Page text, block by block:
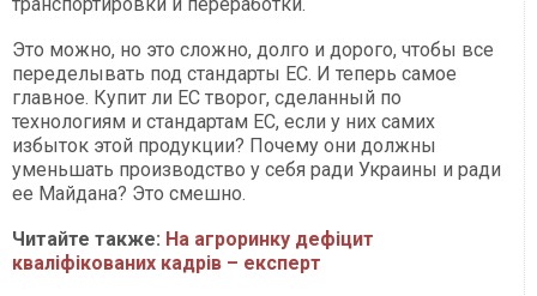
Это можно, но это сложно, долго и дорого, чтобы все
переделывать под стандарты ЕС. И теперь самое
главное. Купит ли ЕС творог, сделанный по
технологиям и стандартам ЕС, если у них самих
избыток этой продукции? Почему они должны
уменьшать производство у себя ради Украины и ради
ее Майдана? Это смешно.
Читайте также: На агроринку дефіцит
кваліфікованих кадрів – експерт